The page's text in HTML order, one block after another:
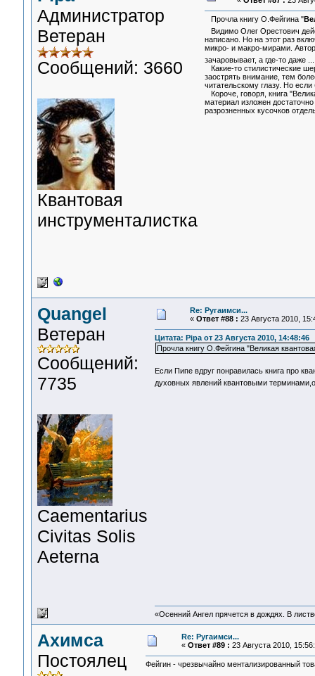
Администратор
Ветеран
Сообщений: 3660
Квантовая
инструменталистка
Прочла книгу О.Фейгина "
Видимо Олег Орестович
написано. Но на этот раз
микро- и макро-мирами.
зачаровывает, а где-то даже
Какие-то стилистические
заострять внимание, тем
читательскому глазу. Но
Короче, говоря, книга
материал изложен
разрозненных кусочков
Quangel
Ветеран
Сообщений:
7735
Сaementarius
Civitas Solis
Aeterna
Re: Ругаимси...
« Ответ #88 : 23 Августа 2010,
Цитата: Pipa от 23 Августа 2010, 14:48:46
Прочла книгу О.Фейгина "Великая
Если Пипе вдруг понравилась книга про
духовных явлений квантовыми
«Осенний Ангел прячется в дождях. В
Ахимса
Постоялец
Re: Ругаимси...
« Ответ #89 : 23 Августа 2010,
Фейгин - чрезвычайно ментализированный